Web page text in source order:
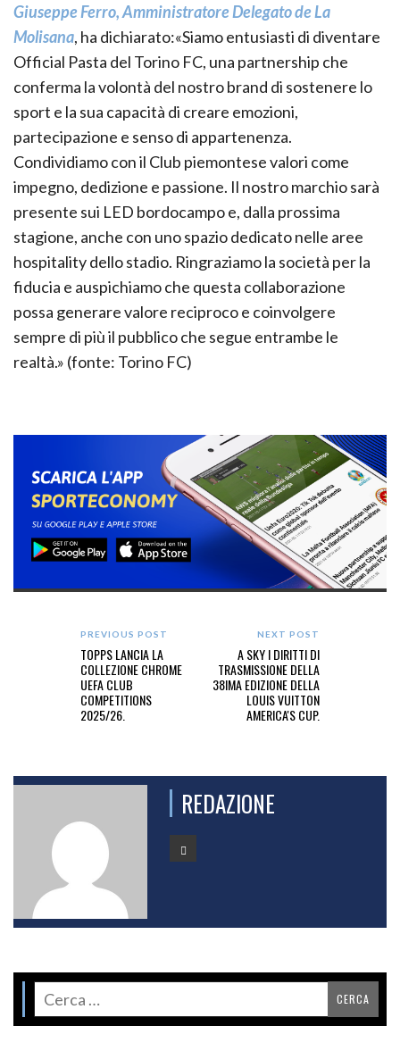
Giuseppe Ferro, Amministratore Delegato de La
Molisana, ha dichiarato:«Siamo entusiasti di diventare
Official Pasta del Torino FC, una partnership che
conferma la volontà del nostro brand di sostenere lo
sport e la sua capacità di creare emozioni,
partecipazione e senso di appartenenza.
Condividiamo con il Club piemontese valori come
impegno, dedizione e passione. Il nostro marchio sarà
presente sui LED bordocampo e, dalla prossima
stagione, anche con uno spazio dedicato nelle aree
hospitality dello stadio. Ringraziamo la società per la
fiducia e auspichiamo che questa collaborazione
possa generare valore reciproco e coinvolgere
sempre di più il pubblico che segue entrambe le
realtà.» (fonte: Torino FC)
PREVIOUS POST
TOPPS LANCIA LA
COLLEZIONE CHROME
UEFA CLUB
COMPETITIONS
2025/26.
NEXT POST
A SKY I DIRITTI DI
TRASMISSIONE DELLA
38IMA EDIZIONE DELLA
LOUIS VUITTON
AMERICA'S CUP.
REDAZIONE